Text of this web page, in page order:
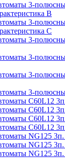
3-
В
3-
С
3-
3-
3-
3-
C60L12
C60L12
C60L12
C60L12
NG125
NG125
NG125